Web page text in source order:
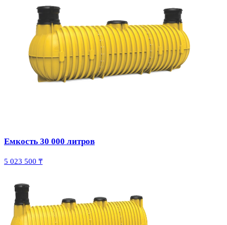
Емкость 30 000 литров
5 023 500 ₸